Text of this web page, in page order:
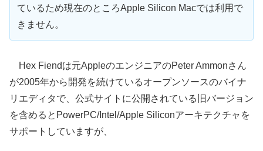
ているため現在のところApple Silicon Macでは利用で
きません。
Hex Fiendは元AppleのエンジニアのPeter Ammonさん
が2005年から開発を続けているオープンソースのバイナ
リエディタで、公式サイトに公開されている旧バージョン
を含めるとPowerPC/Intel/Apple Siliconアーキテクチャを
サポートしていますが、